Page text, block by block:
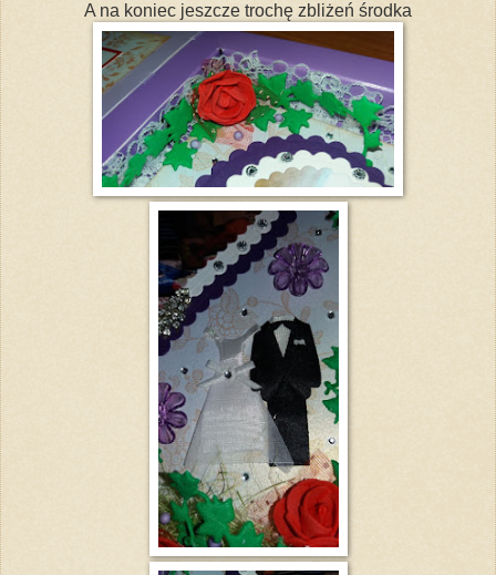
A na koniec jeszcze trochę zbliżeń środka